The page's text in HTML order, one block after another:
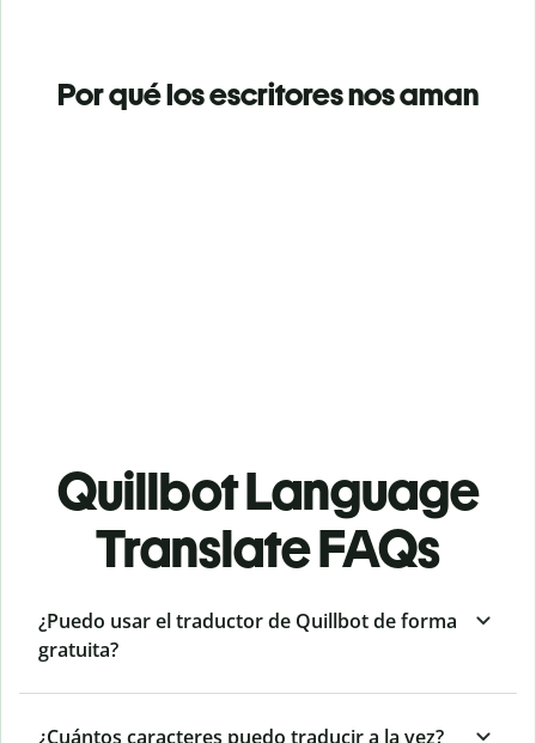
Por qué los escritores nos aman
Quillbot Language
Translate FAQs
¿Puedo usar el traductor de Quillbot de forma
gratuita?
¿Cuántos caracteres puedo traducir a la vez?